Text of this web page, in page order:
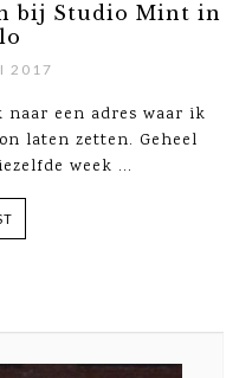
bij Studio Mint in
2017
naar een adres waar ik
laten zetten. Geheel
week ...